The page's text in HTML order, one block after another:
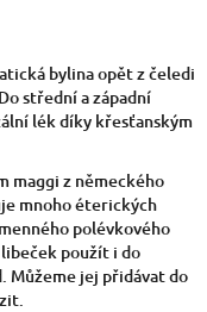
bylina opět z čeledi
střední a západní
lék díky křesťanským
maggi z německého
mnoho éterických
polévkového
použít i do
Můžeme jej přidávat do